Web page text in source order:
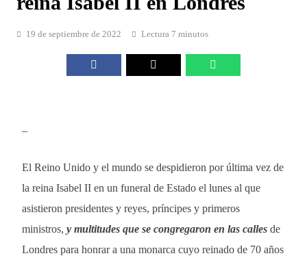
19 de septiembre de 2022 Lectura 7 minutos
–
El Reino Unido y el mundo se despidieron por última vez de
la reina Isabel II en un funeral de Estado el lunes al que
asistieron presidentes y reyes, príncipes y primeros
ministros, y multitudes que se congregaron en las calles de
Londres para honrar a una monarca cuyo reinado de 70 años